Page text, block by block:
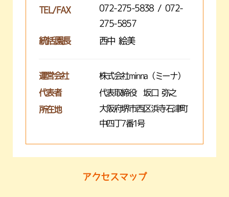
TEL/FAX
072-275-5838 / 072-
275-5857
統括園長
西中 絵美
運営会社 株式会社minna（ミーナ）
代表者 代表取締役 坂口 弥之
所在地
大阪府堺市西区浜寺石津町
中四丁7番1号
アクセスマップ